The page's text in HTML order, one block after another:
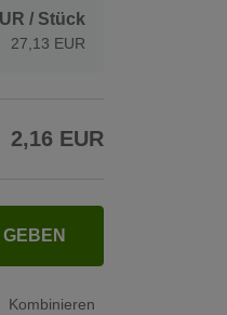
/ Stück
27,13 EUR
2,16 EUR
Kombinieren